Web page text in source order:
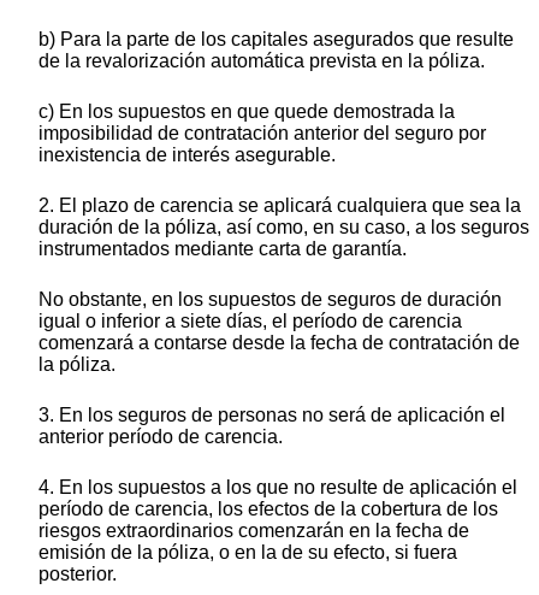
b) Para la parte de los capitales asegurados que resulte
de la revalorización automática prevista en la póliza.
c) En los supuestos en que quede demostrada la
imposibilidad de contratación anterior del seguro por
inexistencia de interés asegurable.
2. El plazo de carencia se aplicará cualquiera que sea la
duración de la póliza, así como, en su caso, a los seguros
instrumentados mediante carta de garantía.
No obstante, en los supuestos de seguros de duración
igual o inferior a siete días, el período de carencia
comenzará a contarse desde la fecha de contratación de
la póliza.
3. En los seguros de personas no será de aplicación el
anterior período de carencia.
4. En los supuestos a los que no resulte de aplicación el
período de carencia, los efectos de la cobertura de los
riesgos extraordinarios comenzarán en la fecha de
emisión de la póliza, o en la de su efecto, si fuera
posterior.